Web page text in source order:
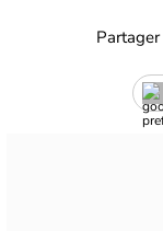
Partager